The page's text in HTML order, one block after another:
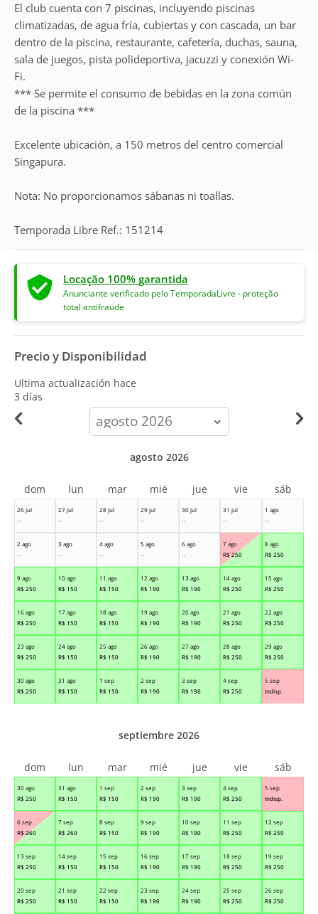
El club cuenta con 7 piscinas, incluyendo piscinas
climatizadas, de agua fría, cubiertas y con cascada, un bar
dentro de la piscina, restaurante, cafetería, duchas, sauna,
sala de juegos, pista polideportiva, jacuzzi y conexión Wi-
Fi.
*** Se permite el consumo de bebidas en la zona común
de la piscina ***
Excelente ubicación, a 150 metros del centro comercial
Singapura.
Nota: No proporcionamos sábanas ni toallas.
Temporada Libre Ref.: 151214
Locação 100% garantida
Anunciante verificado pelo TemporadaLivre - proteção
total antifraude
Precio y Disponibilidad
Ultima actualización hace
3 días
calendar-
month
26 jul
--
27 jul
--
28 jul
--
29 jul
--
30 jul
--
31 jul
--
1 ago
--
2 ago
--
3 ago
--
4 ago
--
5 ago
--
6 ago
--
7 ago
R$ 250
8 ago
R$ 250
9 ago
R$ 250
10 ago
R$ 150
11 ago
R$ 150
12 ago
R$ 190
13 ago
R$ 190
14 ago
R$ 250
15 ago
R$ 250
16 ago
R$ 250
17 ago
R$ 150
18 ago
R$ 150
19 ago
R$ 190
20 ago
R$ 190
21 ago
R$ 250
22 ago
R$ 250
23 ago
R$ 250
24 ago
R$ 150
25 ago
R$ 150
26 ago
R$ 190
27 ago
R$ 190
28 ago
R$ 250
29 ago
R$ 250
30 ago
R$ 250
31 ago
R$ 150
1 sep
R$ 150
2 sep
R$ 190
3 sep
R$ 190
4 sep
R$ 250
5 sep
Indisp.
agosto 2026
dom lun mar mié jue vie sáb
30 ago
R$ 250
31 ago
R$ 150
1 sep
R$ 150
2 sep
R$ 190
3 sep
R$ 190
4 sep
R$ 250
5 sep
Indisp.
6 sep
R$ 260
7 sep
R$ 260
8 sep
R$ 150
9 sep
R$ 190
10 sep
R$ 190
11 sep
R$ 250
12 sep
R$ 250
13 sep
R$ 250
14 sep
R$ 150
15 sep
R$ 150
16 sep
R$ 190
17 sep
R$ 190
18 sep
R$ 250
19 sep
R$ 250
20 sep
R$ 250
21 sep
R$ 150
22 sep
R$ 150
23 sep
R$ 190
24 sep
R$ 190
25 sep
R$ 250
26 sep
R$ 250
septiembre 2026
dom lun mar mié jue vie sáb